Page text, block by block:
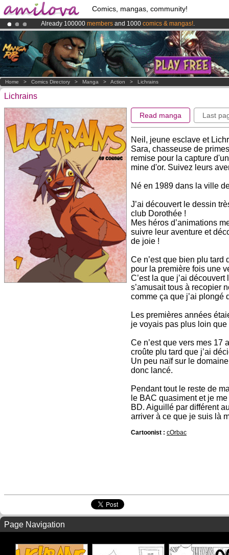
Comics, mangas, community!
Already 100000 members and 1000 comics & mangas!.
Premium membership from3.95 eurosper month !Get membership
AmilovaKickstarter is now LIVE!.
Home > Comics Directory > Manga > Action > Lichrains
Lichrains
Read manga Last
Neil, jeune esclave et
Sara, chasseuse de
remise pour la capture
mine d'or. Suivez leurs
Né en 1989 dans la ville
J’ai découvert le dessin
club Dorothée !
Mes héros d’animations
suivre leur aventure et
de joie !
Ce n’est que bien plu tard
pour la première fois une
C’est la que j’ai
s’amusait tous à recopier
comme ça que j’ai plongé
Les premières années
je voyais pas plus loin
Ce n’est que vers mes 17
croûte plu tard que j’ai
Un peu naïf sur le
donc lancé.
Pendant tout le reste de
le BAC quasiment et je
BD. Aiguillé par différent
arriver à ce que je suis là
Cartoonist : cOrbac
Page Navigation